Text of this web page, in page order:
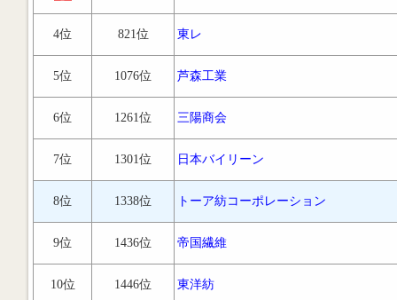
4位 821位 東レ
5位 1076位 芦森工業
6位 1261位 三陽商会
7位 1301位 日本バイリーン
8位 1338位 トーア紡コーポレーション
9位 1436位 帝国繊維
10位 1446位 東洋紡